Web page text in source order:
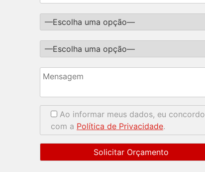
Ao informar meus dados, eu concordo
com a Política de Privacidade.